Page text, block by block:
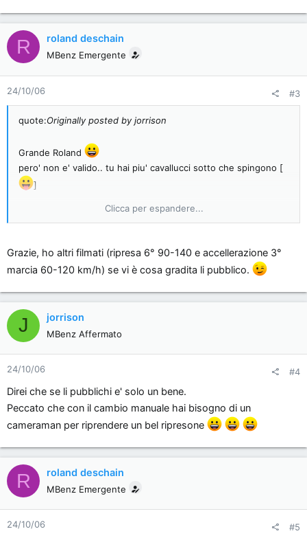
R roland deschain
MBenz Emergente
24/10/06 #3
quote:Originally posted by jorrison
Grande Roland
pero' non e' valido.. tu hai piu' cavallucci sotto che spingono [
]
Comunque, questo genere di ripresa con il cellulare... sto
Clicca per espandere...
Grazie, ho altri filmati (ripresa 6° 90-140 e accellerazione 3°
marcia 60-120 km/h) se vi è cosa gradita li pubblico.
J jorrison
MBenz Affermato
24/10/06 #4
Direi che se li pubblichi e' solo un bene.
Peccato che con il cambio manuale hai bisogno di un
cameraman per riprendere un bel ripresone
R roland deschain
MBenz Emergente
24/10/06 #5